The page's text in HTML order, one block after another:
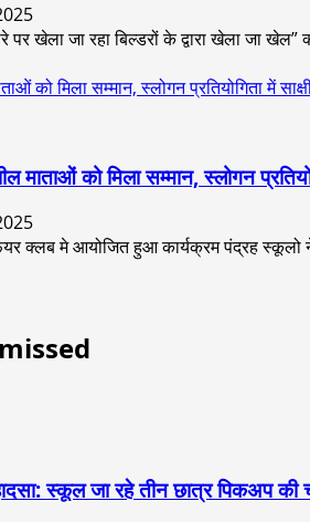
खेला जा रहा बिल्डरों के द्वारा खेला जा खेल”
को मिला सम्मान, स्लोगन प्रतियोगिता में
को मिला सम्मान, स्लोगन
क्लब मे आयोजित हुआ कार्यक्रम पंद्रह स्कूलो ने
स्कूल जा रहे तीन छात्र पिकअप की